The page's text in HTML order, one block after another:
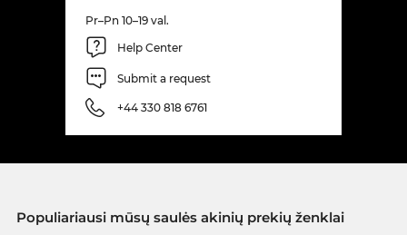
Pr–Pn 10–19 val.
Help Center
Submit a request
+44 330 818 6761
Populiariausi mūsų saulės akinių prekių ženklai